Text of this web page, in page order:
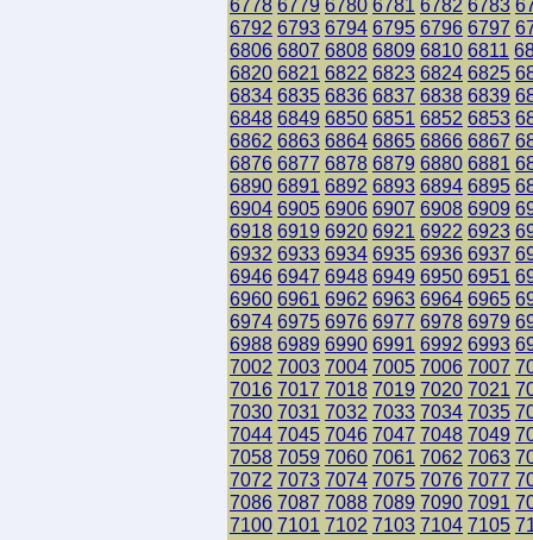
6778 6779 6780 6781 6782 6783
6792 6793 6794 6795 6796 6797
6806 6807 6808 6809 6810 6811
6820 6821 6822 6823 6824 6825
6834 6835 6836 6837 6838 6839
6848 6849 6850 6851 6852 6853
6862 6863 6864 6865 6866 6867
6876 6877 6878 6879 6880 6881
6890 6891 6892 6893 6894 6895
6904 6905 6906 6907 6908 6909
6918 6919 6920 6921 6922 6923
6932 6933 6934 6935 6936 6937
6946 6947 6948 6949 6950 6951
6960 6961 6962 6963 6964 6965
6974 6975 6976 6977 6978 6979
6988 6989 6990 6991 6992 6993
7002 7003 7004 7005 7006 7007
7016 7017 7018 7019 7020 7021
7030 7031 7032 7033 7034 7035
7044 7045 7046 7047 7048 7049
7058 7059 7060 7061 7062 7063
7072 7073 7074 7075 7076 7077
7086 7087 7088 7089 7090 7091
7100 7101 7102 7103 7104 7105